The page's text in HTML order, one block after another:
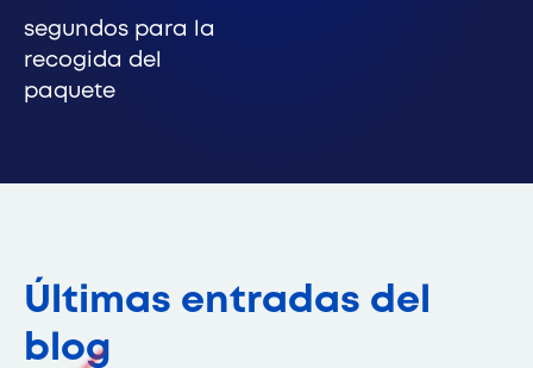
segundos para la
recogida del
paquete
Últimas entradas del
blog